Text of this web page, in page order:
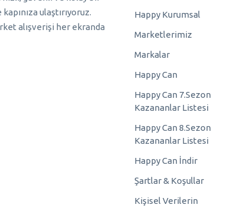
ulaştırıyoruz.
alışverişi her ekranda
Happy Kurumsal
Marketlerimiz
Markalar
Happy Can
Happy Can 7.Sezon
Kazananlar Listesi
Happy Can 8.Sezon
Kazananlar Listesi
Happy Can İndir
Şartlar & Koşullar
Kişisel Verilerin